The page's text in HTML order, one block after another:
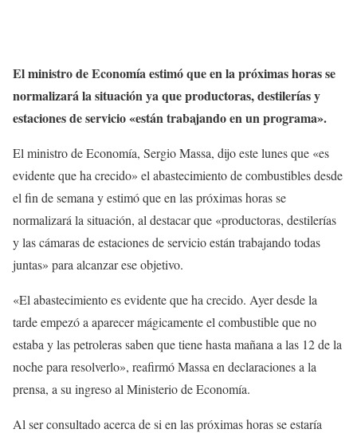
El ministro de Economía estimó que en la próximas horas se
normalizará la situación ya que productoras, destilerías y
estaciones de servicio «están trabajando en un programa».
El ministro de Economía, Sergio Massa, dijo este lunes que «es
evidente que ha crecido» el abastecimiento de combustibles desde
el fin de semana y estimó que en las próximas horas se
normalizará la situación, al destacar que «productoras, destilerías
y las cámaras de estaciones de servicio están trabajando todas
juntas» para alcanzar ese objetivo.
«El abastecimiento es evidente que ha crecido. Ayer desde la
tarde empezó a aparecer mágicamente el combustible que no
estaba y las petroleras saben que tiene hasta mañana a las 12 de la
noche para resolverlo», reafirmó Massa en declaraciones a la
prensa, a su ingreso al Ministerio de Economía.
Al ser consultado acerca de si en las próximas horas se estaría